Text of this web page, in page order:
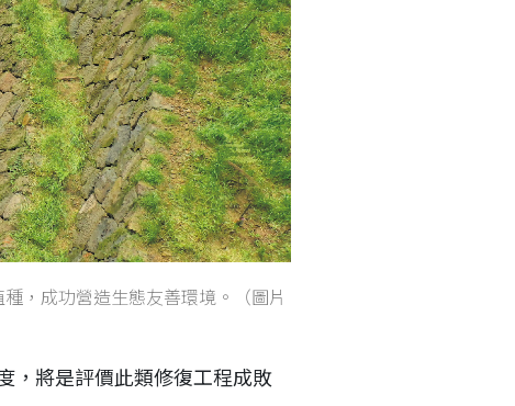
，成功營造生態友善環境。（圖片
，將是評價此類修復工程成敗